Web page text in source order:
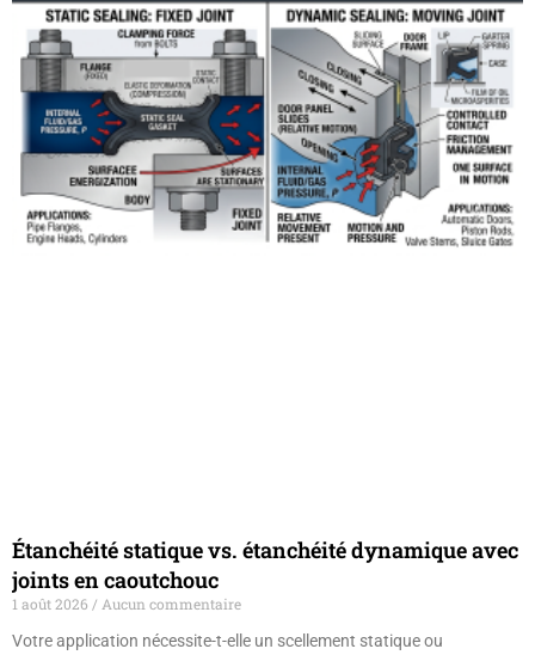
Étanchéité statique vs. étanchéité dynamique avec
joints en caoutchouc
1 août 2026
Aucun commentaire
Votre application nécessite-t-elle un scellement statique ou